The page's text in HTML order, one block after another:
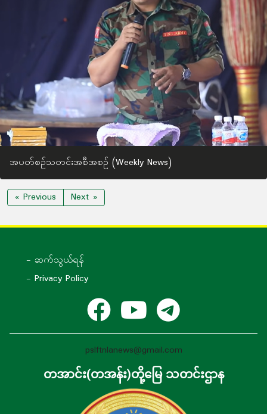
အပတ်စဉ်သတင်းအစီအစဉ် (Weekly News)
« Previous Next »
- ဆက်သွယ်ရန်
- Privacy Policy
pslftnlanews@gmail.com
တအာင်း(တအန်း)တို့မြေ သတင်းဌာန